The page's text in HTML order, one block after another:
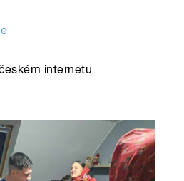
internetu